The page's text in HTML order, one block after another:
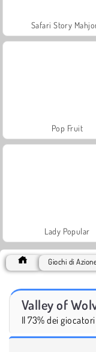
Safari Story
Pop Fruit
Lady Popular
Giochi di
Valley of
Il 73% dei